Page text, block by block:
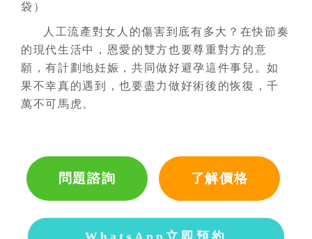
袋）
人工流產對女人的傷害到底有多大？在快節奏
的現代生活中，恩愛的雙方也要尊重對方的意
願，有計劃地妊娠，共同做好避孕這件事兒。如
果不幸真的遇到，也要盡力做好術後的恢復，千
萬不可馬虎。
問題諮詢 了解價格